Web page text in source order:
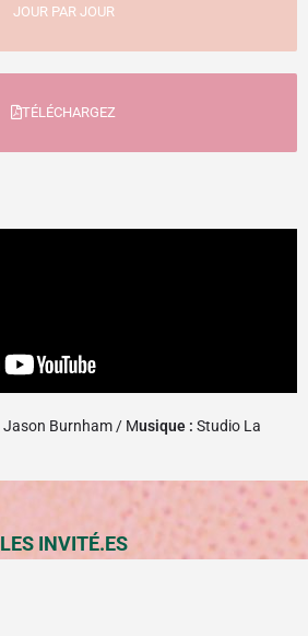
JOUR PAR JOUR
TÉLÉCHARGEZ
Jason Burnham / Musique : Studio La
LES INVITÉ.ES